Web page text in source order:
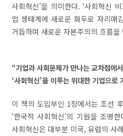
사회혁신’을 의미한다. ‘사회혁신
업 생태계에 새로운 화두로 자리매
거듭하며 새로운 자본주의의 흐름을
“기업과 사회문제가 만나는 교차점에서
‘사회혁신’을 이루는 위대한 기업으로
이 책의 도입부인 1장에서는 조선 후
‘한국적 사회혁신’의 기원을 조명
사회혁신은 대부분 미국, 유럽의 사